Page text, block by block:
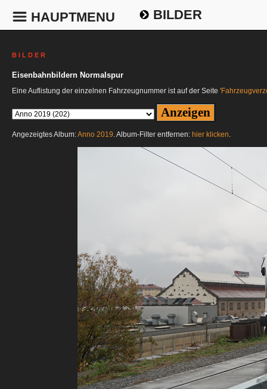
HAUPTMENU BILDER
B I L D E R
Eisenbahnbildern Normalspur
Eine Auflistung der einzelnen Fahrzeugnummer ist auf der Seite
Angezeigtes Album:Anno 2019. Album-Filter entfernen: hier klicken.